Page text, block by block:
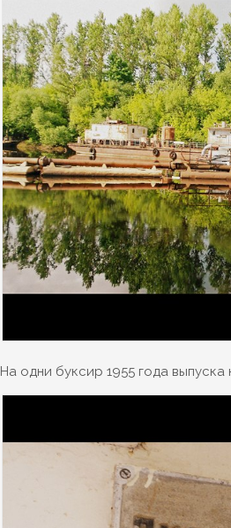
На одни буксир 1955 года выпуска